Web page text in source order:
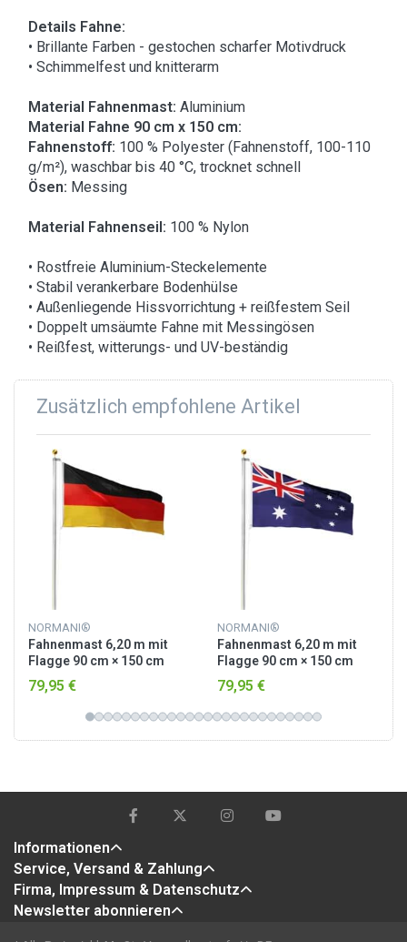
Details Fahne:
• Brillante Farben - gestochen scharfer Motivdruck
• Schimmelfest und knitterarm
Material Fahnenmast: Aluminium
Material Fahne 90 cm x 150 cm:
Fahnenstoff: 100 % Polyester (Fahnenstoff, 100-110
g/m²), waschbar bis 40 °C, trocknet schnell
Ösen: Messing
Material Fahnenseil: 100 % Nylon
• Rostfreie Aluminium-Steckelemente
• Stabil verankerbare Bodenhülse
• Außenliegende Hissvorrichtung + reißfestem Seil
• Doppelt umsäumte Fahne mit Messingösen
• Reißfest, witterungs- und UV-beständig
Zusätzlich empfohlene Artikel
NORMANI®
Fahnenmast 6,20 m mit
Flagge 90 cm × 150 cm
Deutschland
79,95 €
NORMANI®
Fahnenmast 6,20 m mit
Flagge 90 cm × 150 cm
Australien
79,95 €
Informationen
Service, Versand & Zahlung
Firma, Impressum & Datenschutz
Newsletter abonnieren